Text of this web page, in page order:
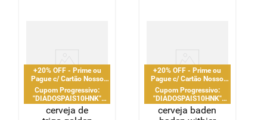
+20% OFF - Prime ou
Pague c/ Cartão Nosso
Pay
Cupom Progressivo:
"DIADOSPAIS10HNK"
|"DIADOSPAIS20HNK" |
"DIADOSPAIS30HNK" |
cerveja de
+20% OFF - Prime ou
Pague c/ Cartão Nosso
Pay
Cupom Progressivo:
"DIADOSPAIS10HNK"
|"DIADOSPAIS20HNK" |
"DIADOSPAIS30HNK" |
cerveja baden